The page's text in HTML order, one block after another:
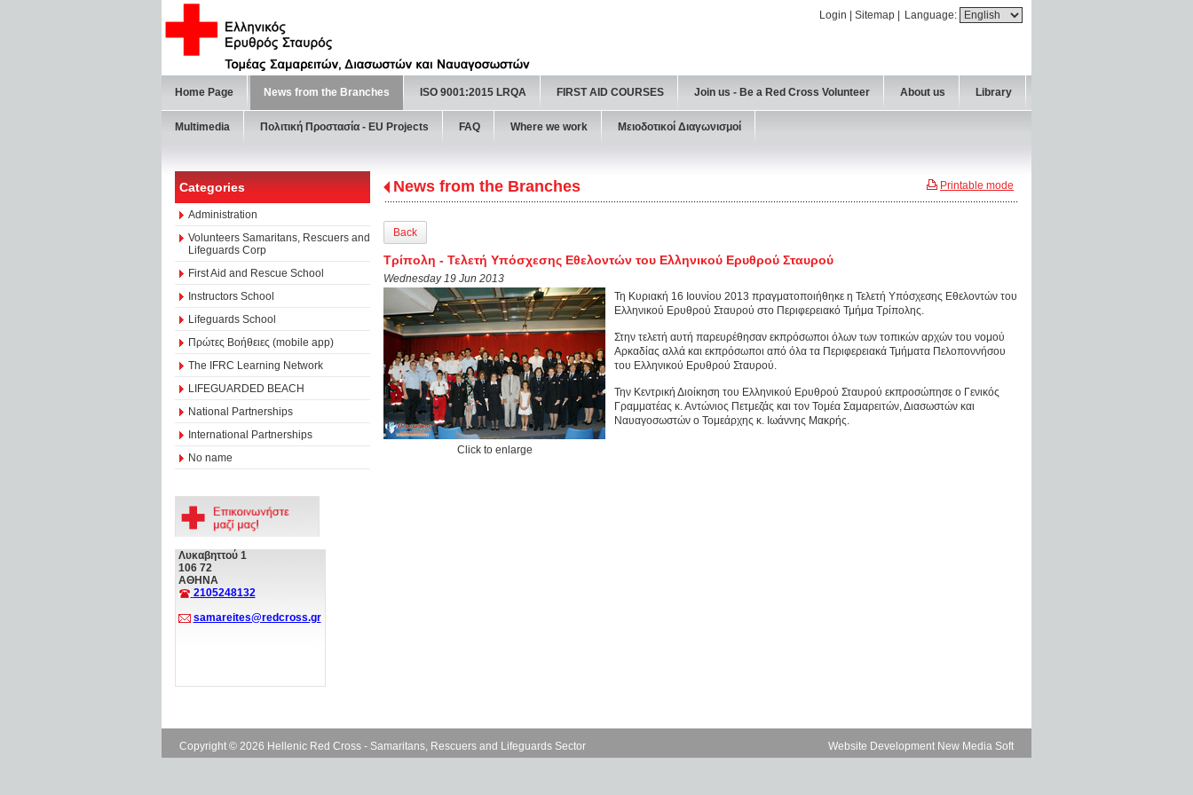
Language:
Login Sitemap
Home Page News from the Branches ISO 9001:2015 LRQA FIRST AID COURSES Join us - Be a Red Cross Volunteer About us Library
Multimedia Πολιτική Προστασία - ΕU Projects FAQ Where we work Μειοδοτικοί Διαγωνισμοί
Categories
Administration
Volunteers Samaritans, Rescuers and
Lifeguards Corp
First Aid and Rescue School
Instructors School
Lifeguards School
Πρώτες Βοήθειες (mobile app)
The IFRC Learning Network
LIFEGUARDED BEACH
National Partnerships
International Partnerships
No name
Λυκαβηττού 1
106 72
ΑΘΗΝΑ
2105248132
samareites@redcross.gr
Printable mode
News from the Branches
Back
Τρίπολη - Τελετή Υπόσχεσης Εθελοντών του Ελληνικού Ερυθρού Σταυρού
Wednesday 19 Jun 2013
Click to enlarge
Τη Κυριακή 16 Ιουνίου 2013 πραγματοποιήθηκε η Τελετή Υπόσχεσης Εθελοντών του
Ελληνικού Ερυθρού Σταυρού στο Περιφερειακό Τμήμα Τρίπολης.
Στην τελετή αυτή παρευρέθησαν εκπρόσωποι όλων των τοπικών αρχών του νομού
Αρκαδίας αλλά και εκπρόσωποι από όλα τα Περιφερειακά Τμήματα Πελοποννήσου
του Ελληνικού Ερυθρού Σταυρού.
Την Κεντρική Διοίκηση του Ελληνικού Ερυθρού Σταυρού εκπροσώπησε ο Γενικός
Γραμματέας κ. Αντώνιος Πετμεζάς και τον Τομέα Σαμαρειτών, Διασωστών και
Ναυαγοσωστών ο Τομεάρχης κ. Ιωάννης Μακρής.
Copyright © 2026 Hellenic Red Cross - Samaritans, Rescuers and Lifeguards Sector Website Development New Media Soft